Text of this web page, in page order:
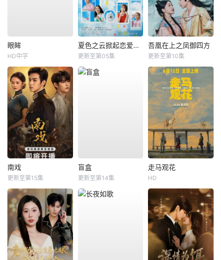
眼眸
HD中字
夏色之云掀起恋爱与风暴
更新至第05集
吾凰在上之凤御四方
更新至第10集
南戏
更新至第15集
盲盒
更新至第14集
走马观花
HD